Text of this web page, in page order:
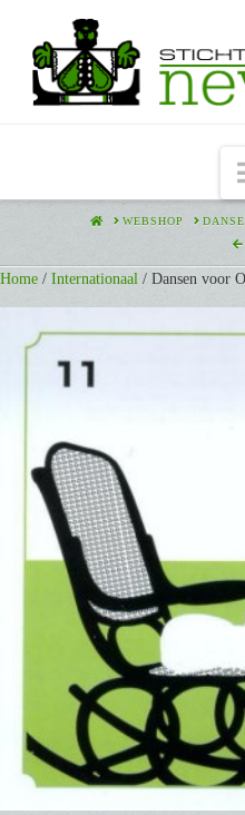
HOMEWEBSHOP
Home / Internationaal / Dansen voor